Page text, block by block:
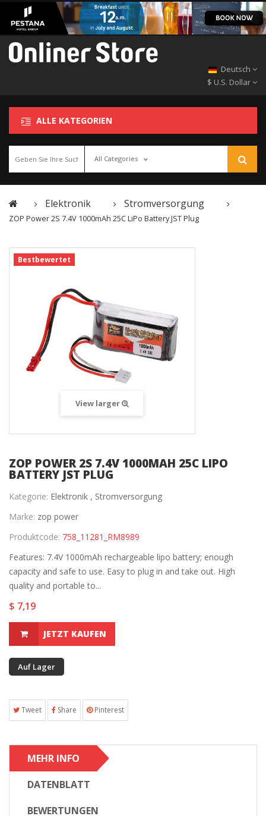
Deutsch
$ U.S. Dollar
ALLE KATEGORIEN
All Categories
Elektronik Stromversorgung
ZOP Power 2S 7.4V 1000mAh 25C LiPo Battery JST Plug
Bestbewertet
View larger
ZOP POWER 2S 7.4V 1000MAH 25C LIPO
BATTERY JST PLUG
Kategorie: Elektronik , Stromversorgung
Marke: zop power
Produktcode: 758_11281_RM8989
Features: 7.4V 1000mAh rechargeable lipo battery; enough
capacity and safe to use. Easy to plug in and take out. High
quality and portable to...
$ 7,19
JETZT KAUFEN
Auf Lager
Tweet Share Pinterest
MEHR INFO
DATENBLATT
BEWERTUNGEN